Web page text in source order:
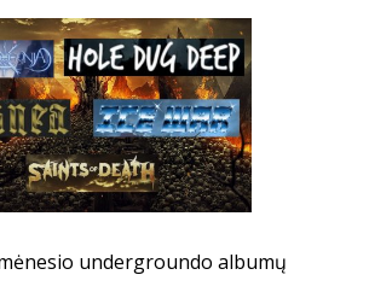
undergroundo albumų